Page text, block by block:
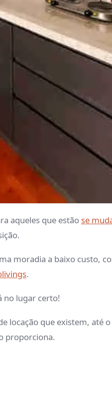
aqueles que estão se
moradia a baixo custo,
.
no lugar certo!
locação que existem, até
proporciona.